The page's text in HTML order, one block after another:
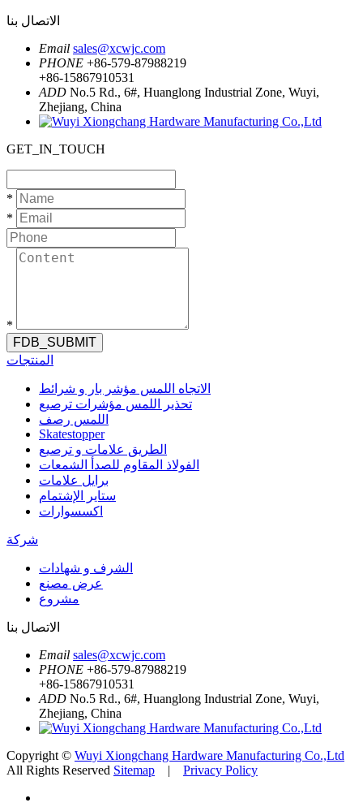
الاتصال بنا
Email sales@xcwjc.com
PHONE +86-579-87988219
+86-15867910531
ADD No.5 Rd., 6#, Huanglong Industrial Zone, Wuyi,
Zhejiang, China
GET_IN_TOUCH
*
*
*
FDB_SUBMIT
المنتجات
الاتجاه اللمس مؤشر بار و شرائط
تحذير اللمس مؤشرات ترصيع
اللمس رصف
Skatestopper
الطريق علامات و ترصيع
الفولاذ المقاوم للصدأ الشمعات
برايل علامات
ستاير الإشتمام
اكسسوارات
شركة
الشرف و شهادات
عرض مصنع
مشروع
الاتصال بنا
Email sales@xcwjc.com
PHONE +86-579-87988219
+86-15867910531
ADD No.5 Rd., 6#, Huanglong Industrial Zone, Wuyi,
Zhejiang, China
Copyright © Wuyi Xiongchang Hardware Manufacturing Co.,Ltd
All Rights Reserved Sitemap | Privacy Policy